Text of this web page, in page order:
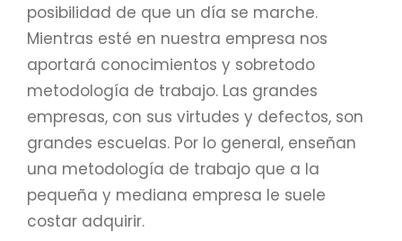
posibilidad de que un día se marche.
Mientras esté en nuestra empresa nos
aportará conocimientos y sobretodo
metodología de trabajo. Las grandes
empresas, con sus virtudes y defectos, son
grandes escuelas. Por lo general, enseñan
una metodología de trabajo que a la
pequeña y mediana empresa le suele
costar adquirir.